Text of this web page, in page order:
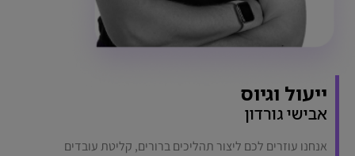
ייעול וגיוס
אבישי גורדון
אנחנו עוזרים לכם ליצור תהליכים ברורים, קליטת עובדים